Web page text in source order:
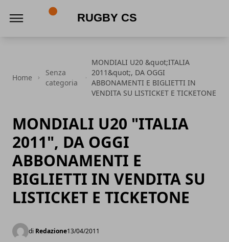
Home
Senza
categoria
MONDIALI U20 &quot;ITALIA
2011&quot;, DA OGGI
ABBONAMENTI E BIGLIETTI IN
VENDITA SU LISTICKET E TICKETONE
MONDIALI U20 "ITALIA
2011", DA OGGI
ABBONAMENTI E
BIGLIETTI IN VENDITA SU
LISTICKET E TICKETONE
di Redazione13/04/2011